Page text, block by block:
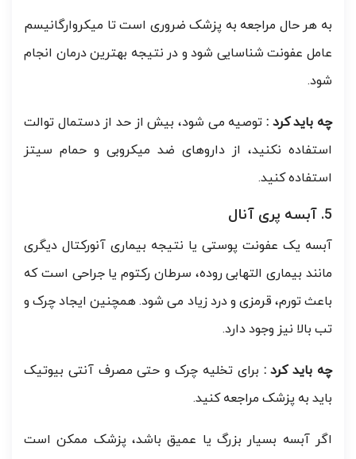
به هر حال مراجعه به پزشک ضروری است تا میکروارگانیسم
عامل عفونت شناسایی شود و در نتیجه بهترین درمان انجام
شود.
چه باید کرد : توصیه می شود، بیش از حد از دستمال توالت
استفاده نکنید، از داروهای ضد میکروبی و حمام سیتز
استفاده کنید.
5. آبسه پری آنال
آبسه یک عفونت پوستی یا نتیجه بیماری آنورکتال دیگری
مانند بیماری التهابی روده، سرطان رکتوم یا جراحی است که
باعث تورم، قرمزی و درد زیاد می شود. همچنین ایجاد چرک و
تب بالا نیز وجود دارد.
چه باید کرد : برای تخلیه چرک و حتی مصرف آنتی بیوتیک
باید به پزشک مراجعه کنید.
اگر آبسه بسیار بزرگ یا عمیق باشد، پزشک ممکن است